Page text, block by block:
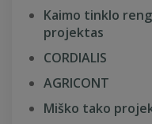
Kaimo tinklo
projektas
CORDIALIS
AGRICONT
Miško tako